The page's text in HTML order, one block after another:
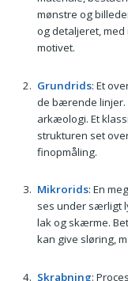
mønstre og
og detaljeret,
motivet.
Grundrids: Et
de bærende linjer.
arkæologi. Et
strukturen set
finopmåling.
Mikrorids: En
ses under særligt
lak og skærme.
kan give sløring,
Skrabning: